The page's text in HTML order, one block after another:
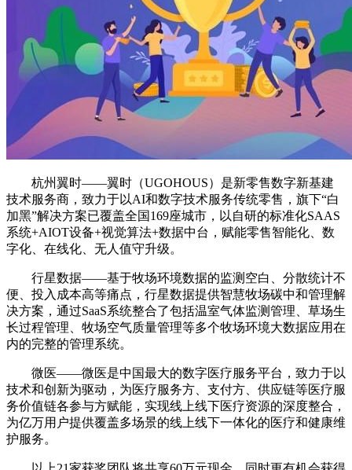
杭州翼时——翼时（UGOHOUS）是新零售数字新基建
技术服务商，致力于以AI和数字技术服务传统零售，旗下“白
加黑”解决方案已覆盖全国169座城市，以自研的标准化SAAS
系统+AIOT设备+视觉算法+数据中台，赋能零售智能化、数
字化、在线化、无人值守升级。
行星数据——基于牧场环境数据的监测空白、分散统计不
便、投入成本高等痛点，行星数据提供智慧牧场碳中和管理解
决方案，通过SaaS系统整合了包括温室气体监测管理、草场生
长过程管理、牧场空气质量管理等多个牧场环境大数据应用在
内的完整的管理系统。
微医——微医是中国最大的数字医疗服务平台，致力于以
技术和创新为驱动，为医疗服务方、支付方、供应链等医疗服
务价值链各参与方赋能，实现线上线下医疗资源的深度整合，
为亿万用户提供覆盖多场景的线上线下一体化的医疗和健康维
护服务。